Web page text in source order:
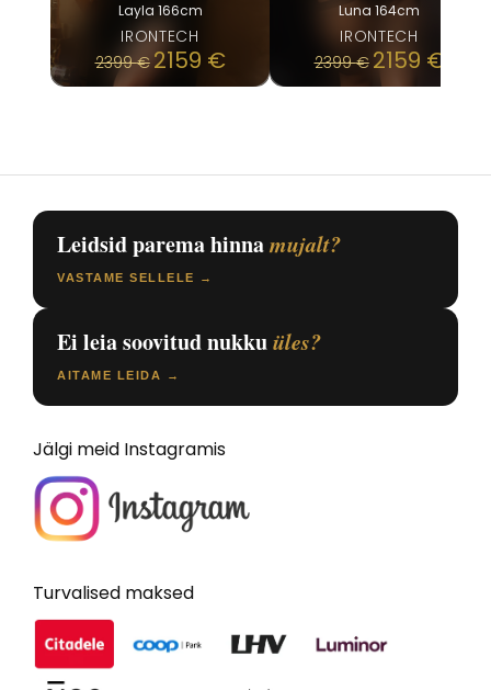
Layla 166cm
IRONTECH
2399€ 2159 €
Luna 164cm
IRONTECH
2399€ 2159 €
Leidsid parema hinnamujalt?
VASTAME SELLELE →
Ei leia soovitud nukkuüles?
AITAME LEIDA →
Jälgi meid Instagramis
Turvalised maksed